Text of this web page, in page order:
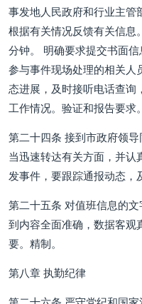
事发地人民政府和行业主管
根据有关情况反馈有关信息
分钟。 明确要求提交书面信
参与事件现场处理的相关人
态进展，及时接听电话查询
工作情况。验证和报告要求。
第二十四条 接到市政府领
当迅速转达有关方面，并认
发事件，要跟踪通报动态，
第二十五条 对值班信息的
到内容全面准确，数据客观
要。精制。
第八章 执勤纪律